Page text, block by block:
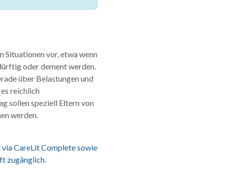
Situationen vor, etwa wenn
oder dement werden.
über Belastungen und
reichlich
sollen speziell Eltern von
werden.
CareLit Complete sowie
zugänglich.